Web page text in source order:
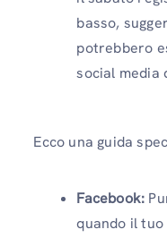
basso,
potrebbero
social media
Ecco una guida
Facebook:
quando il